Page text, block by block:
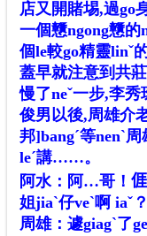
店又開賭埸,過go
一個戇ngong戇的
個le較go精靈linˇ
蓋早就注意到共
慢了neˇ一步,李
俊男以後,周雄介
邦]bangˊ等nenˋ
leˊ講……。
阿水：阿…哥
姐jiaˋ仔veˋ啊 iaˇ？
周雄：遽giagˋ了